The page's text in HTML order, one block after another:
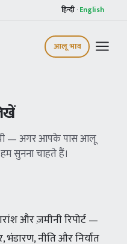
हिन्दी · English
आलू भाव
— अगर आपके पास आलू
सुनना चाहते हैं।
और ज़मीनी रिपोर्ट —
भंडारण, नीति और निर्यात